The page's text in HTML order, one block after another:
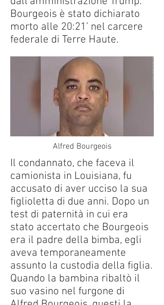
Bourgeois è stato dichiarato
morto alle 20:21’ nel carcere
federale di Terre Haute.
Alfred Bourgeois
Il condannato, che faceva il
camionista in Louisiana, fu
accusato di aver ucciso la sua
figlioletta di due anni. Dopo un
test di paternità in cui era
stato accertato che Bourgeois
era il padre della bimba, egli
aveva temporaneamente
assunto la custodia della figlia.
Quando la bambina ribaltò il
suo vasino nel furgone di